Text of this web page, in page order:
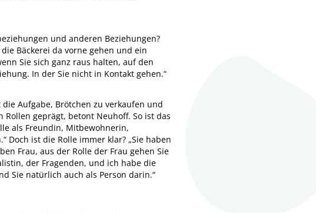
und anderen Beziehungen?
Bäckerei da vorne gehen und ein
Sie sich ganz raus halten, auf den
In der Sie nicht in Kontakt gehen.“
Aufgabe, Brötchen zu verkaufen und
geprägt, betont Neuhoff. So ist das
als Freundin, Mitbewohnerin,
Doch ist die Rolle immer klar? „Sie haben
Frau, aus der Rolle der Frau gehen Sie
der Fragenden, und ich habe die
Sie natürlich auch als Person darin.“